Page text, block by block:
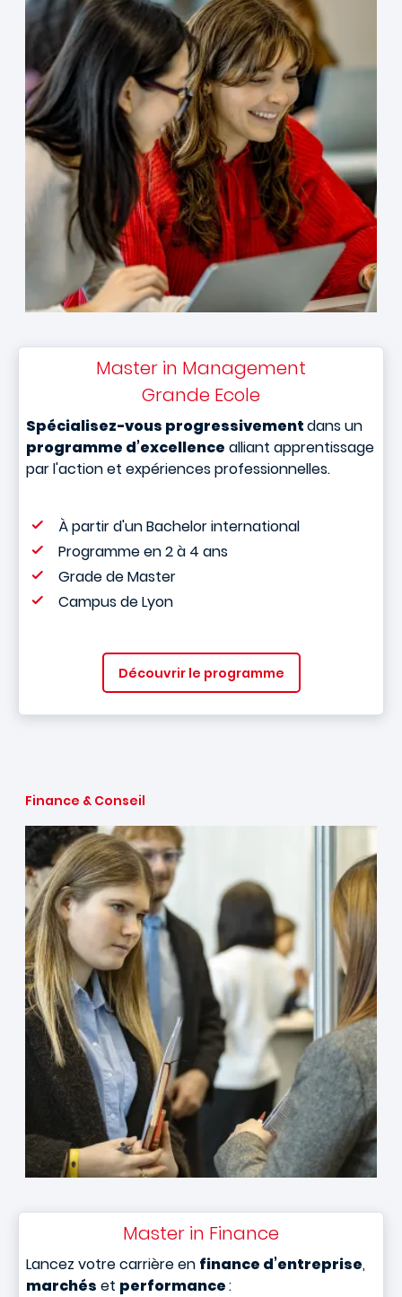
Master in Management
Grande Ecole
Spécialisez-vous progressivementdans un
programme d’excellence alliant apprentissage
par l'action et expériences professionnelles.
À partir d'un Bachelor international
Programme en 2 à 4 ans
Grade de Master
Campus de Lyon
Découvrir le programme
Finance & Conseil
Master in Finance
Lancez votre carrière en finance d’entreprise,
marchés et performance: